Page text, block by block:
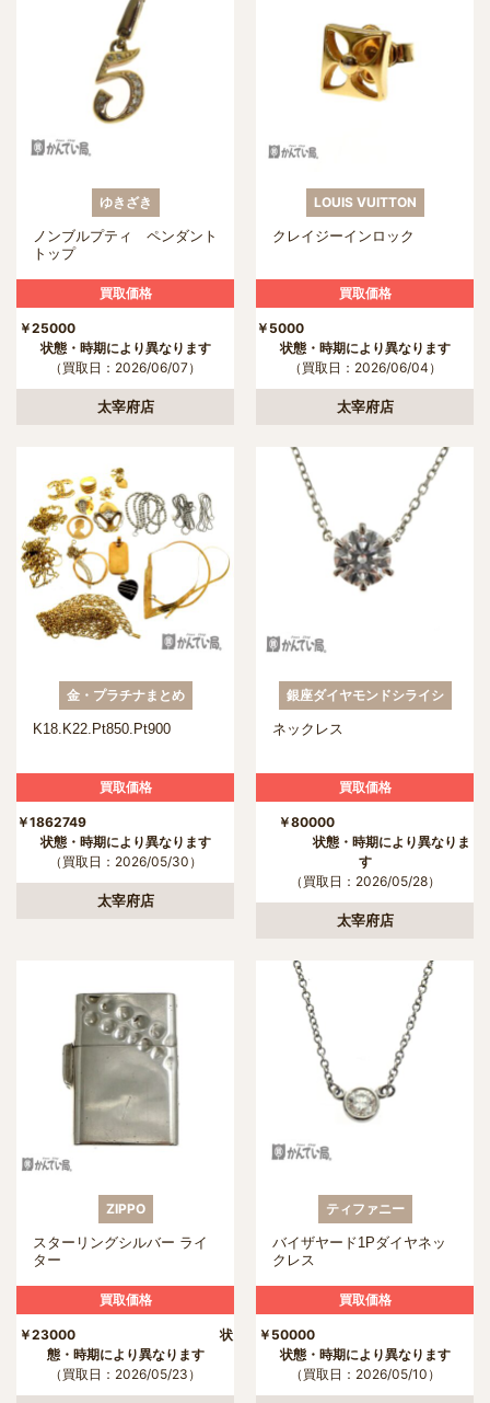
ゆきざき
ノンブルプティ ペンダント
トップ
買取価格
￥25000
状態・時期により異なります
（買取日：2026/06/07）
太宰府店
LOUIS VUITTON
クレイジーインロック
買取価格
￥
状態・時期により異なります
（買取日：2026/06/04）
太宰府店
金・プラチナまとめ
K18.K22.Pt850.Pt900
買取価格
￥1862749
状態・時期により異なります
（買取日：2026/05/30）
太宰府店
銀座ダイヤモンドシライシ
ネックレス
買取価格
￥80000
状態・時期により異なりま
す
（買取日：2026/05/28）
太宰府店
ZIPPO
スターリングシルバー ライ
ター
買取価格
￥23000 状
態・時期により異なります
（買取日：2026/05/23）
ティファニー
バイザヤード1Pダイヤネッ
クレス
買取価格
￥50000
状態・時期により異なります
（買取日：2026/05/10）